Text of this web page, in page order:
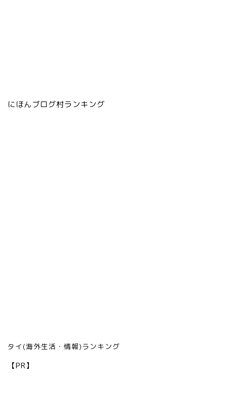
にほんブログ村ランキング
タイ(海外生活・情報)ランキング
【PR】